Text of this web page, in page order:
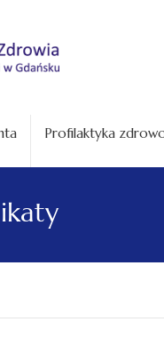
Profilaktyka